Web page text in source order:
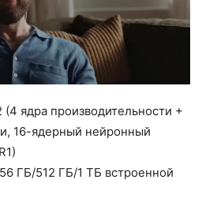
(4 ядра производительности +
16-ядерный нейронный
ГБ/512 ГБ/1 ТБ встроенной